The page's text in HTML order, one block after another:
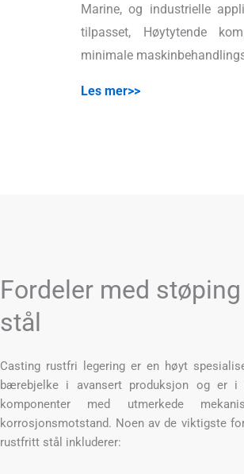
Marine, og industrielle
tilpasset, Høytytende
minimale
Les mer>>
Fordeler med
stål
Casting rustfri legering er en høyt
bærebjelke i avansert produksjon og er
komponenter med utmerkede
korrosjonsmotstand. Noen av de viktigste
rustfritt stål inkluderer: